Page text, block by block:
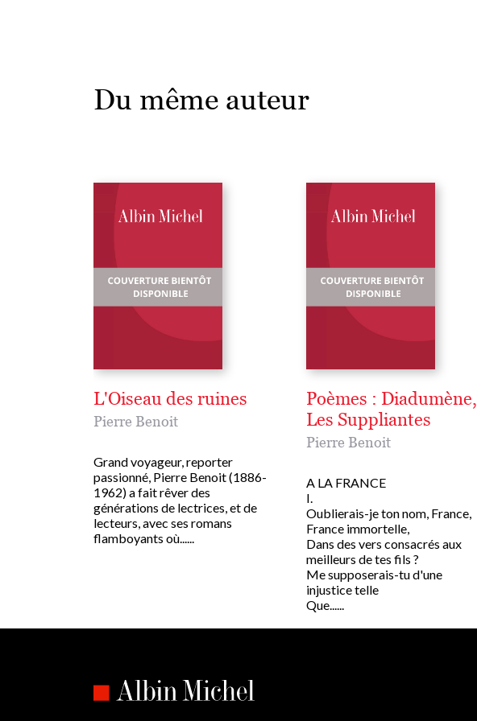
Du même auteur
L'Oiseau des ruines
Pierre Benoit
Grand voyageur, reporter
passionné, Pierre Benoit (1886-
1962) a fait rêver des
générations de lectrices, et de
lecteurs, avec ses romans
flamboyants où......
Poèmes : Diadumène,
Les Suppliantes
Pierre Benoit
A LA FRANCE
I.
Oublierais-je ton nom, France,
France immortelle,
Dans des vers consacrés aux
meilleurs de tes fils ?
Me supposerais-tu d'une
injustice telle
Que......